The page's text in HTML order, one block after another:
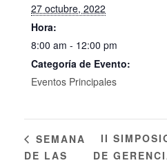
27 octubre, 2022
Hora:
8:00 am - 12:00 pm
Categoría de Evento:
Eventos Principales
SEMANA
DE LAS
II
DE